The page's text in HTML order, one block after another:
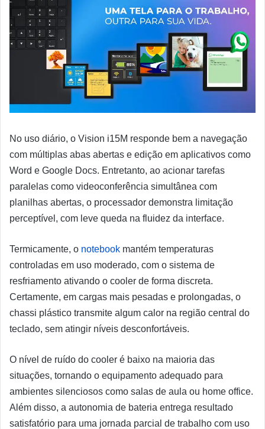
No uso diário, o Vision i15M responde bem a navegação
com múltiplas abas abertas e edição em aplicativos como
Word e Google Docs. Entretanto, ao acionar tarefas
paralelas como videoconferência simultânea com
planilhas abertas, o processador demonstra limitação
perceptível, com leve queda na fluidez da interface.
Termicamente, o notebook mantém temperaturas
controladas em uso moderado, com o sistema de
resfriamento ativando o cooler de forma discreta.
Certamente, em cargas mais pesadas e prolongadas, o
chassi plástico transmite algum calor na região central do
teclado, sem atingir níveis desconfortáveis.
O nível de ruído do cooler é baixo na maioria das
situações, tornando o equipamento adequado para
ambientes silenciosos como salas de aula ou home office.
Além disso, a autonomia de bateria entrega resultado
satisfatório para uma jornada parcial de trabalho com uso